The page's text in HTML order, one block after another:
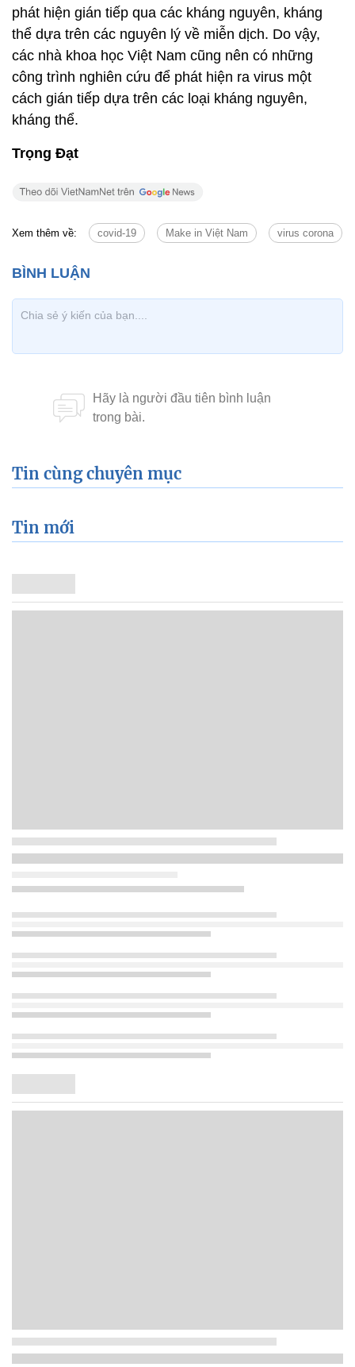
phát hiện gián tiếp qua các kháng nguyên, kháng
thể dựa trên các nguyên lý về miễn dịch. Do vậy,
các nhà khoa học Việt Nam cũng nên có những
công trình nghiên cứu để phát hiện ra virus một
cách gián tiếp dựa trên các loại kháng nguyên,
kháng thể.
Trọng Đạt
Xem thêm về: covid-19 Make in Việt Nam virus corona
Tin cùng chuyên mục
Tin mới